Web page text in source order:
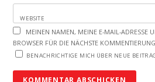
WEBSITE
MEINEN NAMEN, MEINE E-MAIL-ADRESSE
BROWSER FÜR DIE NÄCHSTE
BENACHRICHTIGE MICH ÜBER NEUE